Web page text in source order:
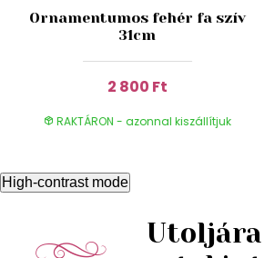
Ornamentumos fehér fa szív
31cm
2 800 Ft
RAKTÁRON - azonnal kiszállítjuk
High-contrast mode
Utoljára